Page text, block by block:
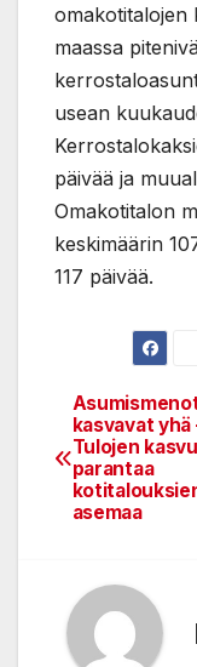
omakotitalojen
maassa
usean
päivää ja
Omakotitalon
keskimäärin
117 päivää.
Post
kasvavat yhä
Tulojen kasvu
parantaa
asemaa